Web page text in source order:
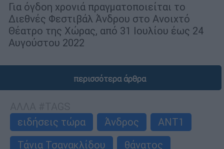
Για όγδοη χρονιά πραγματοποιείται το
Διεθνές Φεστιβάλ Άνδρου στο Ανοιχτό
Θέατρο της Χώρας, από 31 Ιουλίου έως 24
Αυγούστου 2022
περισσότερα άρθρα
ειδήσεις τώρα
Άνδρος
ΑΝΤ1
Τάνια Τσανακλίδου
θάνατος